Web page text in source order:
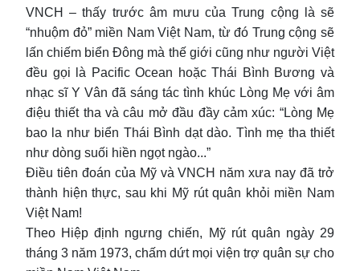
VNCH – thấy trước âm mưu của Trung cộng là sẽ
“nhuộm đỏ” miền Nam Việt Nam, từ đó Trung cộng sẽ
lấn chiếm biển Đông mà thế giới cũng như người Việt
đều gọi là Pacific Ocean hoặc Thái Bình Bương và
nhạc sĩ Y Vân đã sáng tác tình khúc Lòng Mẹ với âm
điệu thiết tha và câu mở đầu đầy cảm xúc: “Lòng Mẹ
bao la như biển Thái Bình dạt dào. Tình mẹ tha thiết
như dòng suối hiền ngọt ngào...”
Điều tiên đoán của Mỹ và VNCH năm xưa nay đã trở
thành hiện thực, sau khi Mỹ rút quân khỏi miền Nam
Việt Nam!
Theo Hiệp định ngưng chiến, Mỹ rút quân ngày 29
tháng 3 năm 1973, chấm dứt mọi viện trợ quân sự cho